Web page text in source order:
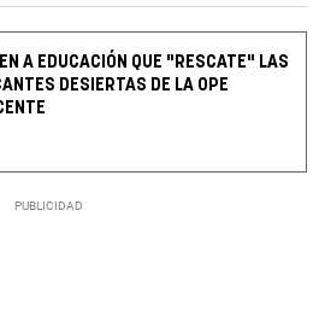
A EDUCACIÓN QUE "RESCATE" LAS
DESIERTAS DE LA OPE